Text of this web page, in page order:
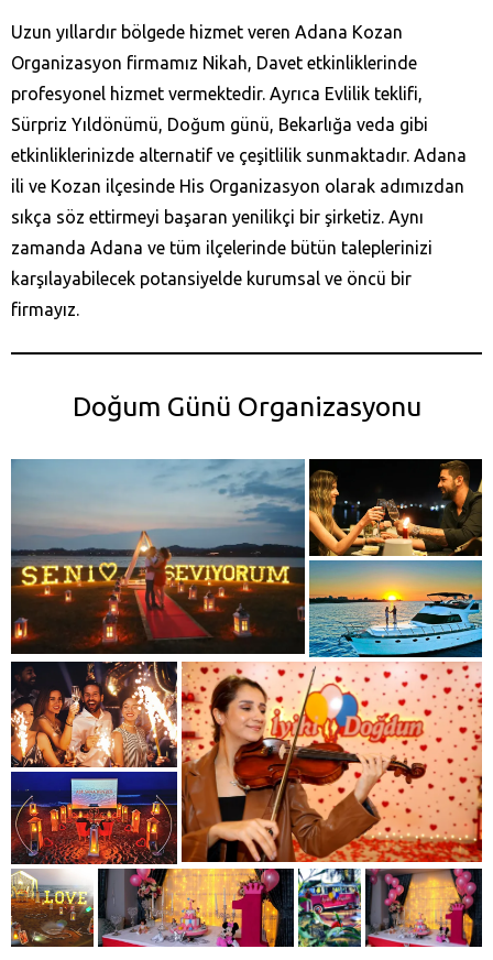
Uzun yıllardır bölgede hizmet veren Adana Kozan‎
Organizasyon firmamız Nikah, Davet etkinliklerinde
profesyonel hizmet vermektedir. Ayrıca Evlilik teklifi,
Sürpriz Yıldönümü, Doğum günü, Bekarlığa veda gibi
etkinliklerinizde alternatif ve çeşitlilik sunmaktadır. Adana
ili ve Kozan‎ ilçesinde His Organizasyon olarak adımızdan
sıkça söz ettirmeyi başaran yenilikçi bir şirketiz. Aynı
zamanda Adana ve tüm ilçelerinde bütün taleplerinizi
karşılayabilecek potansiyelde kurumsal ve öncü bir
firmayız.
Doğum Günü Organizasyonu